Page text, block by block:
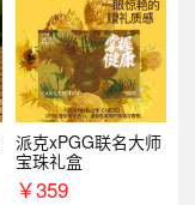
派克xPGG联名大师
宝珠礼盒
￥359